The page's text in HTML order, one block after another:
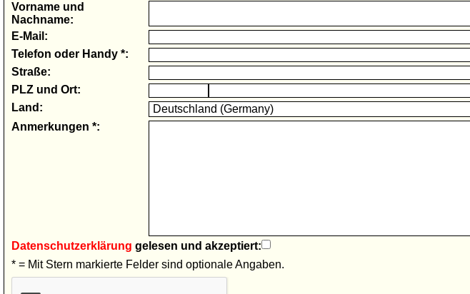
Vorname und
Nachname:
E-Mail:
Telefon oder Handy *:
Straße:
PLZ und Ort:
Land:
Anmerkungen *:
Datenschutzerklärung gelesen und akzeptiert:
* = Mit Stern markierte Felder sind optionale Angaben.